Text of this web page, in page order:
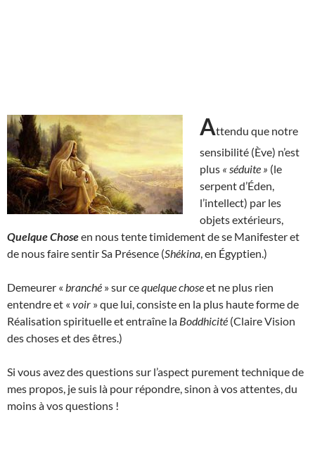
Attendu que notre
sensibilité (Ève) n’est
plus « séduite » (le
serpent d’Éden,
l’intellect) par les
objets extérieurs,
Quelque Choseen nous tente timidement de se Manifester et
de nous faire sentir Sa Présence (Shékina , en Égyptien.)
Demeurer « branché » sur cequelque choseet ne plus rien
entendre et « voir » que lui, consiste en la plus haute forme de
Réalisation spirituelle et entraîne la Boddhicité (Claire Vision
des choses et des êtres.)
Si vous avez des questions sur l’aspect purement technique de
mes propos, je suis là pour répondre, sinon à vos attentes, du
moins à vos questions !